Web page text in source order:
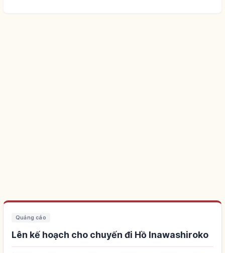
Quảng cáo
Lên kế hoạch cho chuyến đi Hồ Inawashiroko